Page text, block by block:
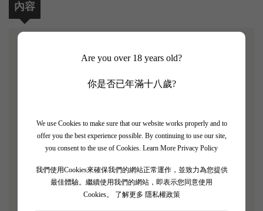
Are you over 18 years old?
你是否已年滿十八歲?
We use Cookies to make sure that our website works properly and to
offer you the best experience possible. By continuing to use our site,
you consent to the use of Cookies. Learn More Privacy Policy
我們使用Cookies來確保我們的網站正常運作，並致力為您提供
最佳體驗。繼續使用我們的網站，即表示您同意使用
Cookies。
了解更多 隱私權政策
內容
造就咗呢支極度豐滿、充滿力量感嘅傳奇 Rosé。採
嘅野莓、無花果、烤可可豆、甘草同陣陣深沉嘅煙燻
礦物味。口感極度厚實油潤，擁有令人震驚嘅爆發力
同立體感，酸度同果味完美平衡。呢支係拍賣會級別
嘅珍品，配搭頂級和牛或者片皮鴨，霸氣盡現！